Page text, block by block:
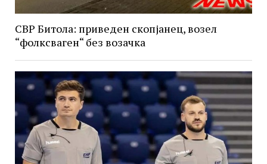
СВР Битола: приведен скопјанец, возел
“фолксваген“ без возачка